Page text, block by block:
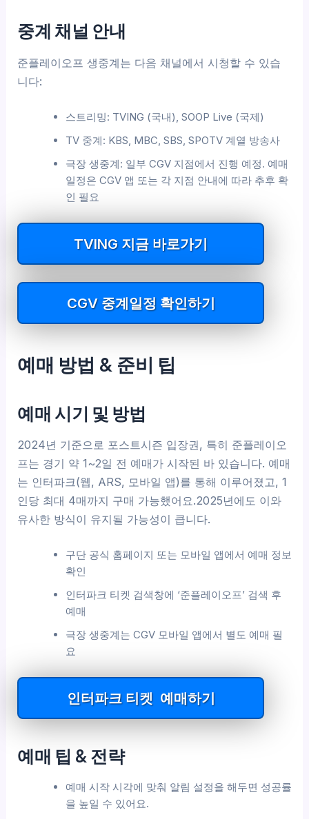
중계 채널 안내
준플레이오프 생중계는 다음 채널에서 시청할 수 있습
니다:
스트리밍: TVING (국내), SOOP Live (국제)
TV 중계: KBS, MBC, SBS, SPOTV 계열 방송사
극장 생중계: 일부 CGV 지점에서 진행 예정. 예매
일정은 CGV 앱 또는 각 지점 안내에 따라 추후 확
인 필요
TVING 지금 바로가기
CGV 중계일정 확인하기
예매 방법 & 준비 팁
예매 시기 및 방법
2024년 기준으로 포스트시즌 입장권, 특히 준플레이오
프는 경기 약 1~2일 전 예매가 시작된 바 있습니다. 예매
는 인터파크(웹, ARS, 모바일 앱)를 통해 이루어졌고, 1
인당 최대 4매까지 구매 가능했어요.2025년에도 이와
유사한 방식이 유지될 가능성이 큽니다.
구단 공식 홈페이지 또는 모바일 앱에서 예매 정보
확인
인터파크 티켓 검색창에 ‘준플레이오프’ 검색 후
예매
극장 생중계는 CGV 모바일 앱에서 별도 예매 필
요
인터파크 티켓 예매하기
예매 팁 & 전략
예매 시작 시각에 맞춰 알림 설정을 해두면 성공률
을 높일 수 있어요.